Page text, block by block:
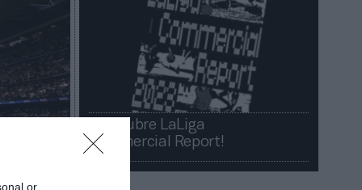
or
¡Descubre LaLiga
Commercial Report!​​